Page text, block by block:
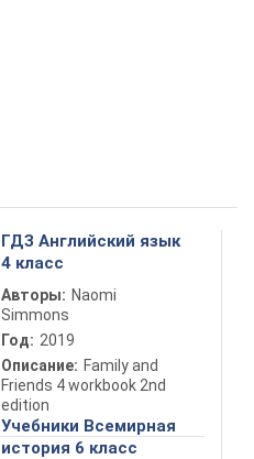
ГДЗ Английский язык
4 класс
Авторы: Naomi
Simmons
Год: 2019
Описание: Family and
Friends 4 workbook 2nd
edition
Учебники Всемирная
история 6 класс